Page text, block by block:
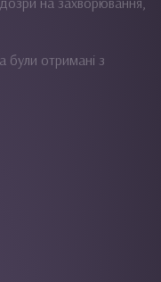
були отримані з